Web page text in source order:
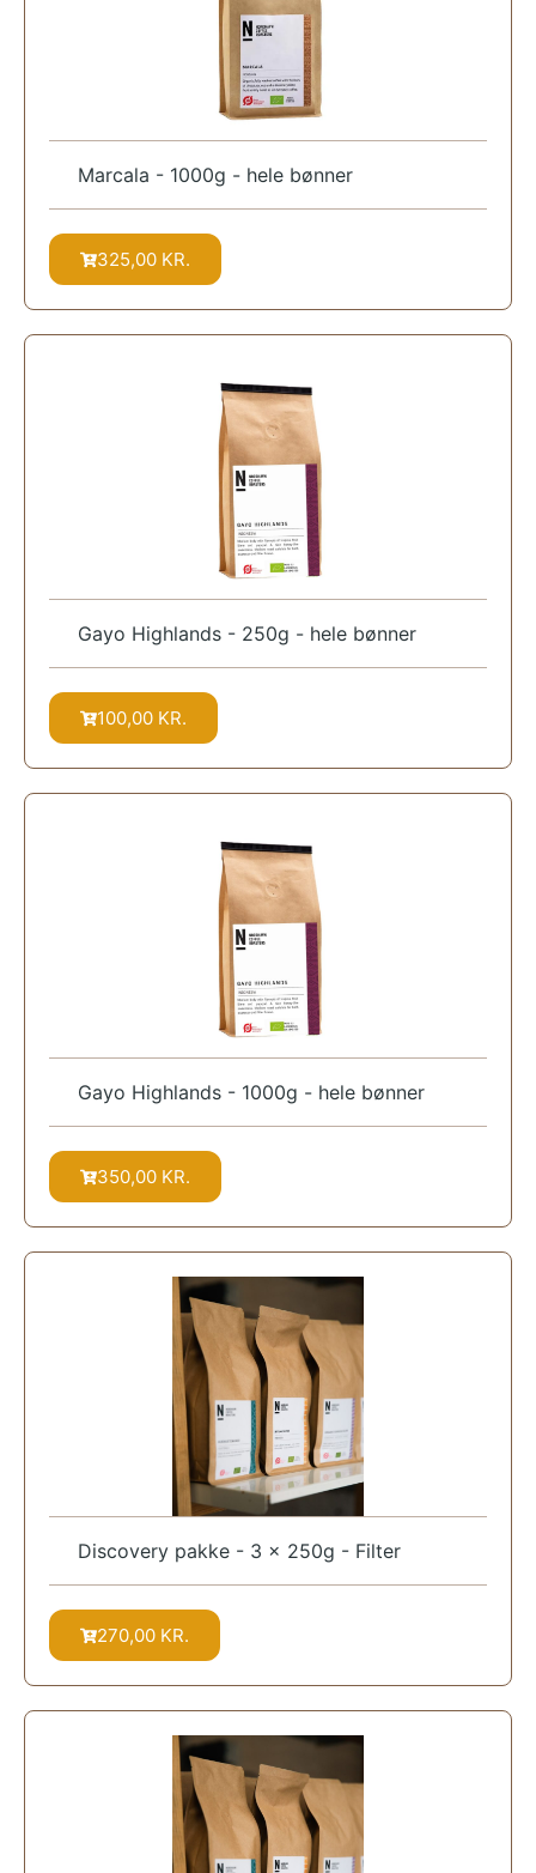
Marcala - 1000g - hele bønner
325,00 KR.
Gayo Highlands - 250g - hele bønner
100,00 KR.
Gayo Highlands - 1000g - hele bønner
350,00 KR.
Discovery pakke - 3 x 250g - Filter
270,00 KR.